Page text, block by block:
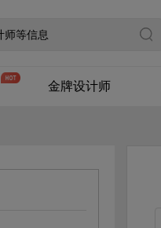
金牌设计师